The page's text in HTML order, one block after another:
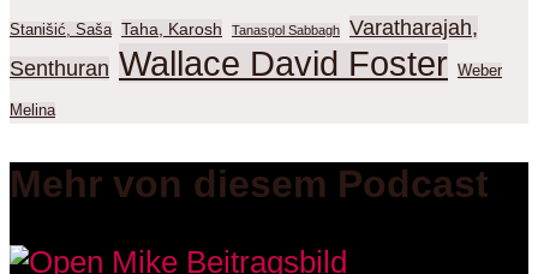
Stanišić, Saša Taha, Karosh Tanasgol Sabbagh
Varatharajah,
Senthuran Wallace David Foster Weber
Melina
Mehr von diesem Podcast